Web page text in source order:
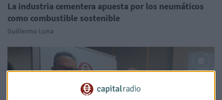
La industria cementera apuesta por los neumáticos
como combustible sostenible
Guillermo Luna